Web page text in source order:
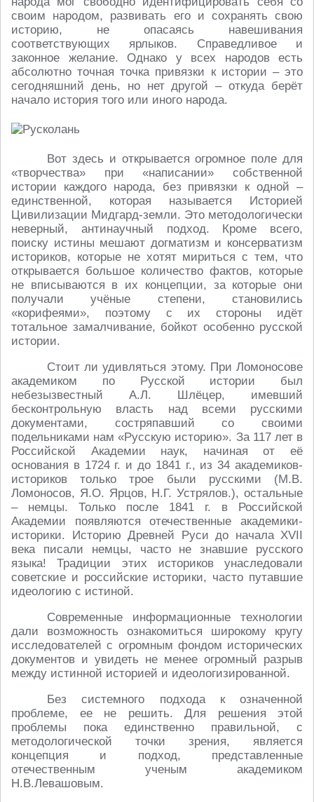
своим народом, развивать его и сохранять свою
историю, не опасаясь навешивания
соответствующих ярлыков. Справедливое и
законное желание. Однако у всех народов есть
абсолютно точная точка привязки к истории – это
сегодняшний день, но нет другой – откуда берёт
начало история того или иного народа.
Вот здесь и открывается огромное поле для
«творчества» при «написании» собственной
истории каждого народа, без привязки к одной –
единственной, которая называется Историей
Цивилизации Мидгард-земли. Это методологически
неверный, антинаучный подход. Кроме всего,
поиску истины мешают догматизм и консерватизм
историков, которые не хотят мириться с тем, что
открывается большое количество фактов, которые
не вписываются в их концепции, за которые они
получали учёные степени, становились
«корифеями», поэтому с их стороны идёт
тотальное замалчивание, бойкот особенно русской
истории.
Стоит ли удивляться этому. При Ломоносове
академиком по Русской истории был
небезызвестный А.Л. Шлёцер, имевший
бесконтрольную власть над всеми русскими
документами, состряпавший со своими
подельниками нам «Русскую историю». За 117 лет в
Российской Академии наук, начиная от её
основания в 1724 г. и до 1841 г., из 34 академиков-
историков только трое были русскими (М.В.
Ломоносов, Я.О. Ярцов, Н.Г. Устрялов.), остальные
– немцы. Только после 1841 г. в Российской
Академии появляются отечественные академики-
историки. Историю Древней Руси до начала XVII
века писали немцы, часто не знавшие русского
языка! Традиции этих историков унаследовали
советские и российские историки, часто путавшие
идеологию с истиной.
Современные информационные технологии
дали возможность ознакомиться широкому кругу
исследователей с огромным фондом исторических
документов и увидеть не менее огромный разрыв
между истинной историей и идеологизированной.
Без системного подхода к означенной
проблеме, ее не решить. Для решения этой
проблемы пока единственно правильной, с
методологической точки зрения, является
концепция и подход, представленные
отечественным ученым академиком
Н.В.Левашовым.